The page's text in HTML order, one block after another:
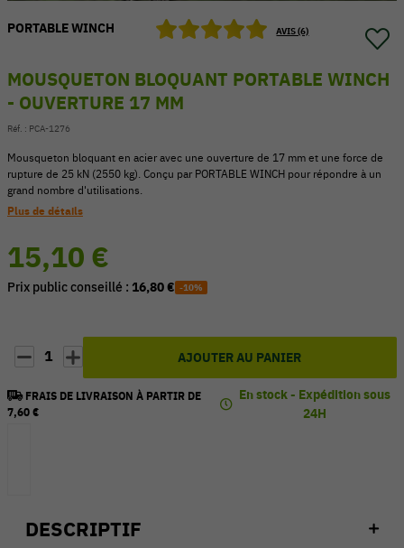
V
DESCRIPTIF
PORTABLE WINCH AVIS (6)
MOUSQUETON BLOQUANT PORTABLE WINCH
- OUVERTURE 17 MM
Réf. : PCA-1276
Mousqueton bloquant en acier avec une ouverture de 17 mm et une force de
rupture de 25 kN (2550 kg). Conçu par PORTABLE WINCH pour répondre à un
grand nombre d'utilisations.
Plus de détails
15,10 €
Prix public conseillé : 16,80 € -10%
1 AJOUTER AU PANIER
FRAIS DE LIVRAISON À PARTIR DE
7,60 €
En stock - Expédition sous
24H